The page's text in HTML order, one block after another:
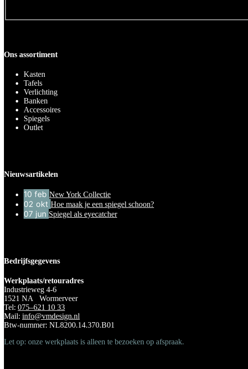
Ons assortiment
Kasten
Tafels
Verlichting
Banken
Accessoires
Spiegels
Outlet
Nieuwsartikelen
10 feb New York Collectie
02 okt Hoe maak je een spiegel schoon?
07 jun Spiegel als eyecatcher
Bedrijfsgegevens
Werkplaats/retouradres
Industrieweg 4-6
1521 NA Wormerveer
Tel: 075–621 10 33
Mail: info@vmdesign.nl
Btw-nummer: NL8200.14.370.B01
Let op: onze werkplaats is alleen te bezoeken op afspraak.